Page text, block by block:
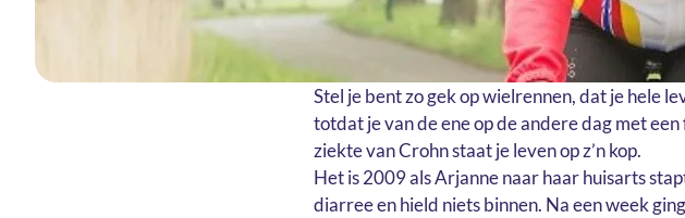
Stel je bent zo gek op wielrennen, dat je hele
totdat je van de ene op de andere dag met
ziekte van Crohn staat je leven op z’n kop.
Het is 2009 als Arjanne naar haar huisarts
diarree en hield niets binnen. Na een week